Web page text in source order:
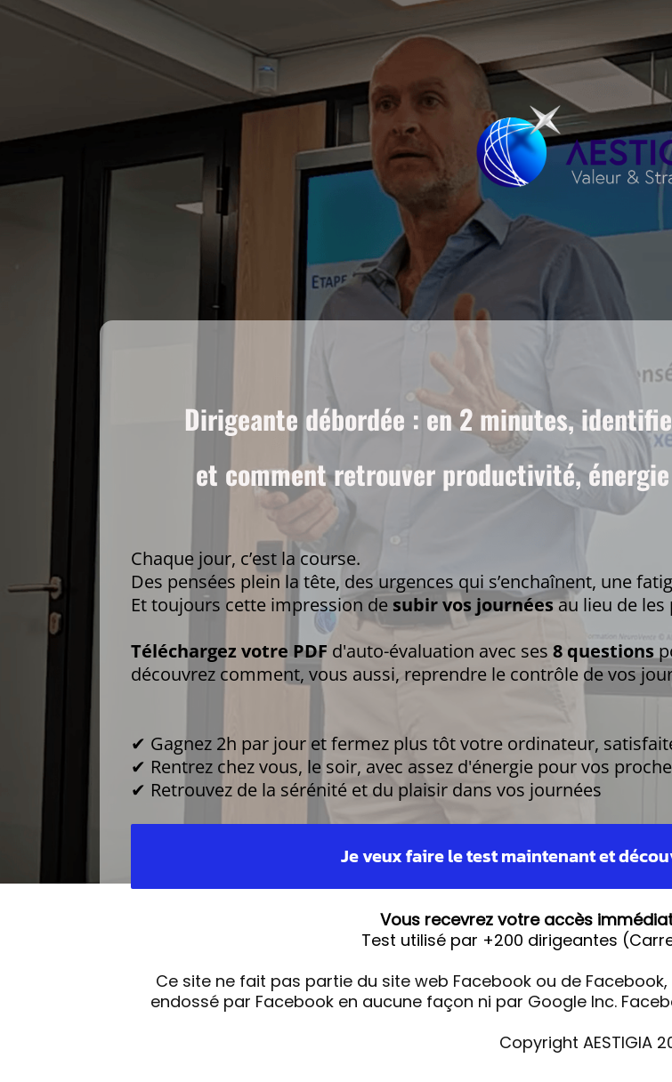
Dirigeante débordée : en 2 minutes,
et comment retrouver productivité,
Chaque jour, c’est la course.
Des pensées plein la tête, des urgences qui s’enchaînent, une
Et toujours cette impression de subir vos journéesau lieu de les
Téléchargez votre PDF d'auto-évaluation avec ses 8 questions
découvrez comment, vous aussi, reprendre le contrôle de vos
✔ Gagnez 2h par jour et fermez plus tôt votre ordinateur,
✔ Rentrez chez vous, le soir, avec assez d'énergie pour vos
✔ Retrouvez de la sérénité et du plaisir dans vos journées
Je veux faire le test maintenant et
Vous recevrez votre accès
Test utilisé par +200 dirigeantes
Ce site ne fait pas partie du site web Facebook ou de Facebook,
endossé par Facebook en aucune façon ni par Google Inc.
Copyright AESTIGIA